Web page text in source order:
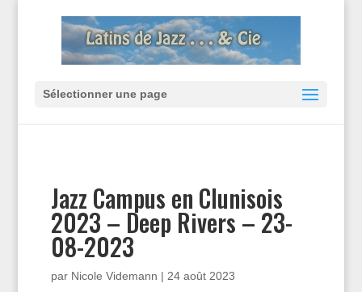
Sélectionner une page
Jazz Campus en Clunisois
2023 – Deep Rivers – 23-
08-2023
par Nicole Videmann | 24 août 2023